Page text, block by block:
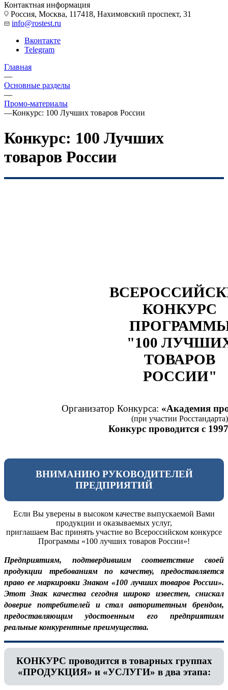
Контактная информация
Россия, Москва, 117418, Нахимовский проспект, 31
info@rostest.ru
Вконтакте
Telegram
Главная
—
Основные разделы
—
Промо-материалы
—Конкурс: 100 Лучших товаров России
Конкурс: 100 Лучших
товаров России
КОНКУРС
"100
ТОВАРОВ
РОССИИ"
Организатор Конкурса: «Академия
(при участии Росстандарта)
Конкурс проводится с
ВНИМАНИЮ РУКОВОДИТЕЛЕЙ
ПРЕДПРИЯТИЙ
Если Вы уверены в высоком качестве выпускаемой Вами
продукции и оказываемых услуг,
приглашаем Вас принять участие во Всероссийском конкурсе
Программы «100 лучших товаров России»!
Предприятиям, подтвердившим соответствие своей
продукции требованиям по качеству, предоставляется
право ее маркировки Знаком «100 лучших товаров России».
Этот Знак качества сегодня широко известен, снискал
доверие потребителей и стал авторитетным брендом,
предоставляющим удостоенным его предприятиям
реальные конкурентные преимущества.
КОНКУРС проводится в товарных группах
«ПРОДУКЦИЯ» и «УСЛУГИ» в два этапа: